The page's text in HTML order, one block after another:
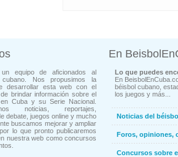
un equipo de aficionados al
cubano. Nos propusimos la
desarrollar esta web con el
brindar información sobre el
en Cuba y su Serie Nacional.
noticias, reportajes,
debate, juegos online y mucho
buscamos mejorar y ampliar
lo que pronto publicaremos
nuestra web como concursos
En
Lo que puedes
En
béisbol cubano,
los juegos y más...
Noticias del
Foros, opiniones,
Concursos sobre